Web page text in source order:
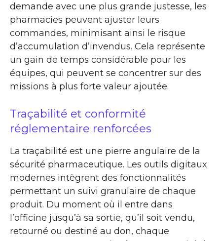
demande avec une plus grande justesse, les
pharmacies peuvent ajuster leurs
commandes, minimisant ainsi le risque
d’accumulation d’invendus. Cela représente
un gain de temps considérable pour les
équipes, qui peuvent se concentrer sur des
missions à plus forte valeur ajoutée.
Traçabilité et conformité
réglementaire renforcées
La traçabilité est une pierre angulaire de la
sécurité pharmaceutique. Les outils digitaux
modernes intègrent des fonctionnalités
permettant un suivi granulaire de chaque
produit. Du moment où il entre dans
l’officine jusqu’à sa sortie, qu’il soit vendu,
retourné ou destiné au don, chaque